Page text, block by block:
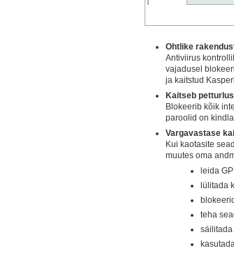
Ohtlike
Antiviirus
vajadusel
ja kaitstud
Kaitseb
Blokeerib kõik
paroolid on
Vargavastase
Kui kaotasite
muutes oma
leida
lülitada
teha
säilitada